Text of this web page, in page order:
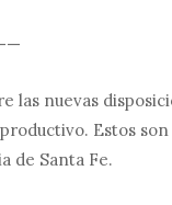
las nuevas
Estos
de Santa Fe.